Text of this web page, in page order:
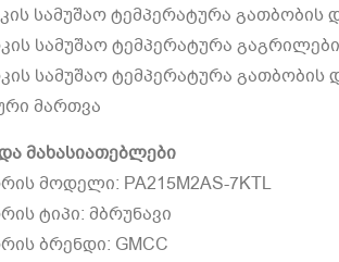
სამუშაო ტემპერატურა გათბობის
სამუშაო ტემპერატურა
სამუშაო ტემპერატურა გათბობის
მართვა
მახასიათებლები
მოდელი: PA215M2AS-7KTL
ტიპი: მბრუნავი
ბრენდი: GMCC